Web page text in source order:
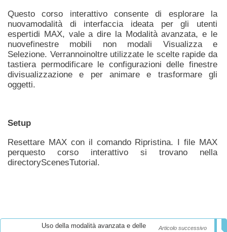
Questo corso interattivo consente di esplorare la
nuovamodalità di interfaccia ideata per gli utenti
espertidi MAX, vale a dire la Modalità avanzata, e le
nuovefinestre mobili non modali Visualizza e
Selezione. Verrannoinoltre utilizzate le scelte rapide da
tastiera permodificare le configurazioni delle finestre
divisualizzazione e per animare e trasformare gli
oggetti.
Setup
Resettare MAX con il comando Ripristina. I file MAX
perquesto corso interattivo si trovano nella
directoryScenesTutorial.
Articolo successivo
Uso della modalità avanzata e delle